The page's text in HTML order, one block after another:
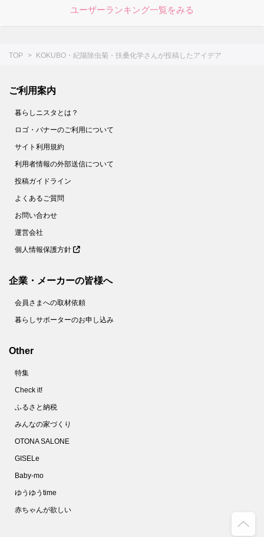
ユーザーランキング一覧をみる
TOP KOKUBO・紀陽除虫菊・扶桑化学さんが投稿したアイデア
ご利用案内
暮らしニスタとは？
ロゴ・バナーのご利用について
サイト利用規約
利用者情報の外部送信について
投稿ガイドライン
よくあるご質問
お問い合わせ
運営会社
個人情報保護方針
企業・メーカーの皆様へ
会員さまへの取材依頼
暮らしサポーターのお申し込み
Other
特集
Check it!
ふるさと納税
みんなの家づくり
OTONA SALONE
GISELe
Baby-mo
ゆうゆうtime
赤ちゃんが欲しい